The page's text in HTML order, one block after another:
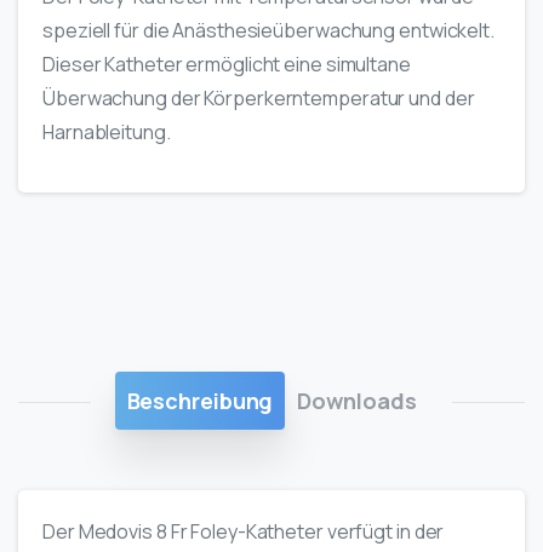
speziell für die Anästhesieüberwachung entwickelt.
Dieser Katheter ermöglicht eine simultane
Überwachung der Körperkerntemperatur und der
Harnableitung.
Beschreibung Downloads
Der Medovis 8 Fr Foley-Katheter verfügt in der